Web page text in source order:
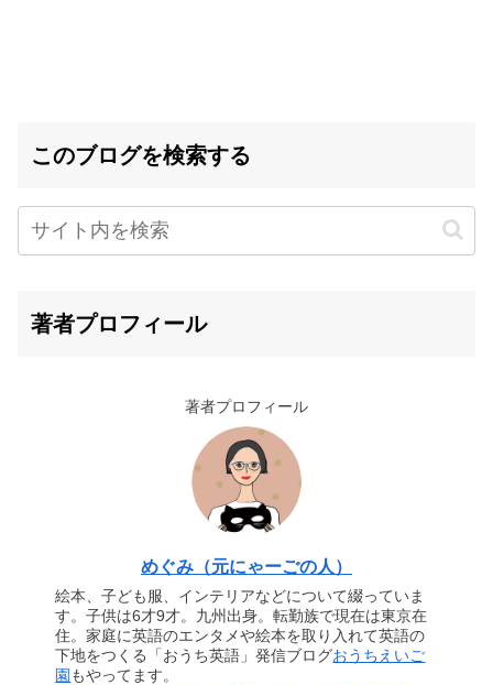
このブログを検索する
著者プロフィール
著者プロフィール
めぐみ（元にゃーごの人）
絵本、子ども服、インテリアなどについて綴っていま
す。子供は6才9才。九州出身。転勤族で現在は東京在
住。家庭に英語のエンタメや絵本を取り入れて英語の
下地をつくる「おうち英語」発信ブログおうちえいご
園 もやってます。